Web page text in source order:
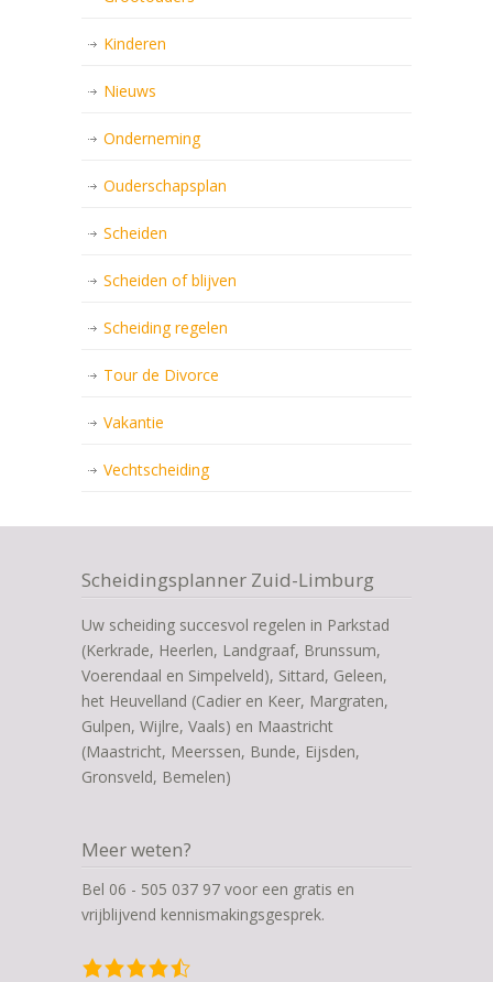
Kinderen
Nieuws
Onderneming
Ouderschapsplan
Scheiden
Scheiden of blijven
Scheiding regelen
Tour de Divorce
Vakantie
Vechtscheiding
Scheidingsplanner Zuid-Limburg
Uw scheiding succesvol regelen in Parkstad
(Kerkrade, Heerlen, Landgraaf, Brunssum,
Voerendaal en Simpelveld), Sittard, Geleen,
het Heuvelland (Cadier en Keer, Margraten,
Gulpen, Wijlre, Vaals) en Maastricht
(Maastricht, Meerssen, Bunde, Eijsden,
Gronsveld, Bemelen)
Meer weten?
Bel 06 - 505 037 97 voor een gratis en
vrijblijvend kennismakingsgesprek.
4,5